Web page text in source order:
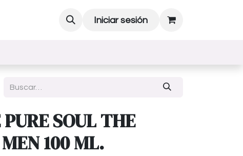
Iniciar sesión
SOUL THE
100 ML.